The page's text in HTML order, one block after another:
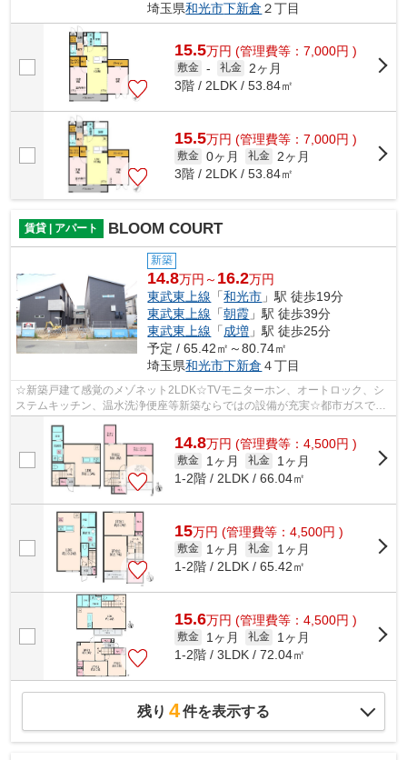
埼玉県和光市下新倉 ２丁目
15.5万円 (管理費等：7,000円 )
敷金 - 礼金
2ヶ月
3階 / 2LDK / 53.84㎡
15.5万円 (管理費等：7,000円 )
敷金 0ヶ月 礼金
2ヶ月
3階 / 2LDK / 53.84㎡
賃貸 | アパート BLOOM COURT
新築
14.8万円～ 16.2万円
東武東上線 「和光市 」駅 徒歩19分
東武東上線 「朝霞 」駅 徒歩39分
東武東上線 「成増 」駅 徒歩25分
予定 / 65.42㎡～80.74㎡
埼玉県和光市下新倉 ４丁目
☆新築戸建て感覚のメゾネット2LDK☆TVモニターホン、オートロック、シ
ステムキッチン、温水洗浄便座等新築ならではの設備が充実☆都市ガスで経
済的♪インターネット無料です☆
14.8万円 (管理費等：4,500円 )
敷金 1ヶ月 礼金
1ヶ月
1-2階 / 2LDK / 66.04㎡
15万円 (管理費等：4,500円 )
敷金 1ヶ月 礼金
1ヶ月
1-2階 / 2LDK / 65.42㎡
15.6万円 (管理費等：4,500円 )
敷金 1ヶ月 礼金
1ヶ月
1-2階 / 3LDK / 72.04㎡
残り 4件を表示する